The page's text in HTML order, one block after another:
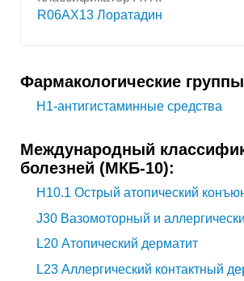
R06AX13 Лоратадин
Фармакологические
H1-антигистаминные средства
Международный
болезней (МКБ-10):
H10.1 Острый атопический
J30 Вазомоторный и
L20 Атопический дерматит
L23 Аллергический контактный